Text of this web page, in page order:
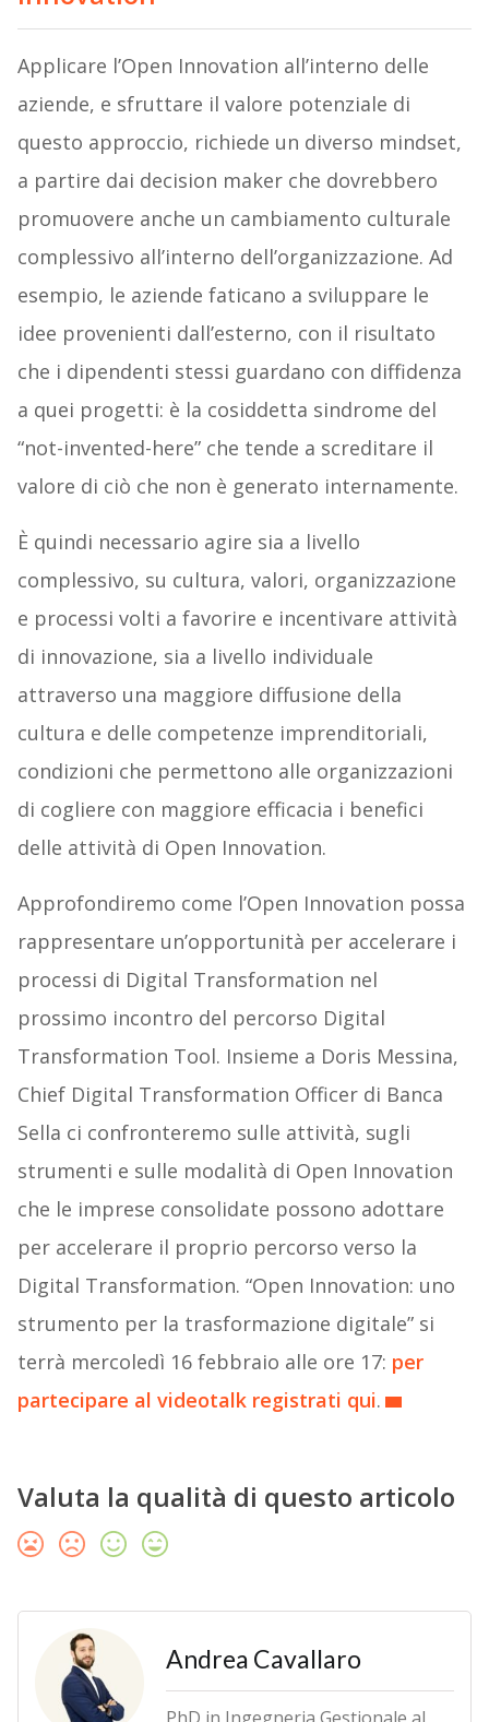
Applicare l’Open Innovation all’interno delle
aziende, e sfruttare il valore potenziale di
questo approccio, richiede un diverso mindset,
a partire dai decision maker che dovrebbero
promuovere anche un cambiamento culturale
complessivo all’interno dell’organizzazione. Ad
esempio, le aziende faticano a sviluppare le
idee provenienti dall’esterno, con il risultato
che i dipendenti stessi guardano con diffidenza
a quei progetti: è la cosiddetta sindrome del
“not-invented-here” che tende a screditare il
valore di ciò che non è generato internamente.
È quindi necessario agire sia a livello
complessivo, su cultura, valori, organizzazione
e processi volti a favorire e incentivare attività
di innovazione, sia a livello individuale
attraverso una maggiore diffusione della
cultura e delle competenze imprenditoriali,
condizioni che permettono alle organizzazioni
di cogliere con maggiore efficacia i benefici
delle attività di Open Innovation.
Approfondiremo come l’Open Innovation possa
rappresentare un’opportunità per accelerare i
processi di Digital Transformation nel
prossimo incontro del percorso Digital
Transformation Tool. Insieme a Doris Messina,
Chief Digital Transformation Officer di Banca
Sella ci confronteremo sulle attività, sugli
strumenti e sulle modalità di Open Innovation
che le imprese consolidate possono adottare
per accelerare il proprio percorso verso la
Digital Transformation. “Open Innovation: uno
strumento per la trasformazione digitale” si
terrà mercoledì 16 febbraio alle ore 17: per
partecipare al videotalk registrati qui.
Valuta la qualità di questo articolo
Andrea Cavallaro
PhD in Ingegneria Gestionale al